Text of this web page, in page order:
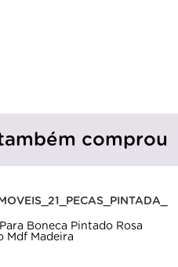
comprou
Boneca Pintado Rosa
Mdf Madeira